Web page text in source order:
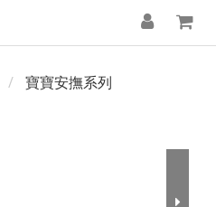
寶寶安撫系列